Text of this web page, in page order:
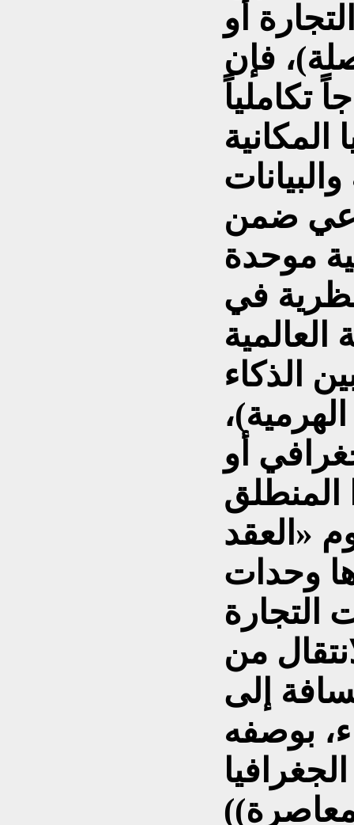
أو
فإن
تكاملياً
المكانية
ضمن
في
العالمية
الذكاء
أو
«العقد
وحدات
التجارة
من
إلى
بوصفه